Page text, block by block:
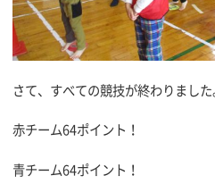
さて、すべての競技が終わりまし
赤チーム64ポイント！
青チーム64ポイント！